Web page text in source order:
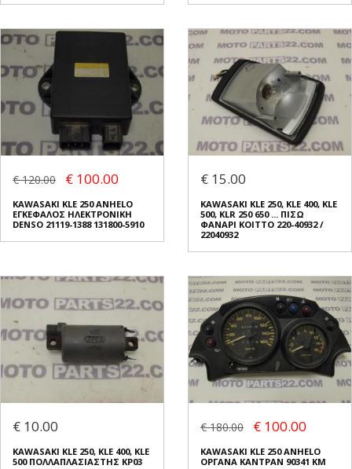
€ 120.00 € 100.00
KAWASAKI KLE 250 ANHELO
ΕΓΚΕΦΑΛΟΣ ΗΛΕΚΤΡΟΝΙΚΗ
DENSO 21119-1388 131800-5910
€ 15.00
KAWASAKI KLE 250, KLE 400, KLE
500, KLR 250 650 ... ΠΙΣΩ
ΦΑΝΑΡΙ KOITTO 220-40932 /
22040932
€ 10.00
KAWASAKI KLE 250, KLE 400, KLE
500 ΠΟΛΛΑΠΛΑΣΙΑΣΤΗΣ KP03
€ 180.00 € 100.00
KAWASAKI KLE 250 ANHELO
ΟΡΓΑΝΑ ΚΑΝΤΡΑΝ 90341 KM